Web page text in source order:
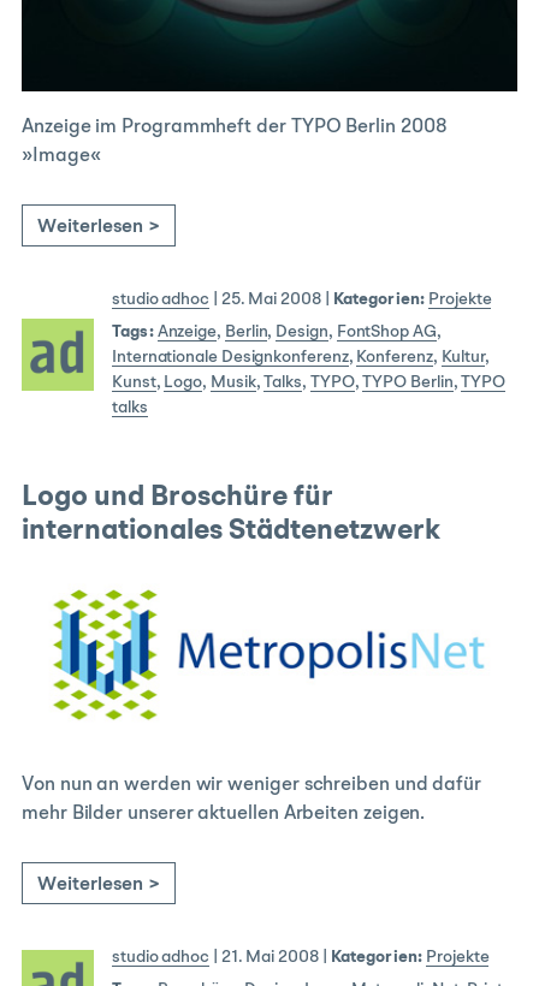
Anzeige im Programmheft der TYPO Berlin 2008
»Image«
Weiterlesen >
studio adhoc 25. Mai 2008| Kategorien: Projekte
Tags: Anzeige, Berlin, Design, FontShop AG,
Internationale Designkonferenz, Konferenz, Kultur,
Kunst, Logo, Musik,Talks, TYPO,TYPO Berlin,TYPO
talks
Logo und Broschüre für
internationales Städtenetzwerk
Von nun an werden wir weniger schreiben und dafür
mehr Bilder unserer aktuellen Arbeiten zeigen.
Weiterlesen >
studio adhoc 21. Mai 2008| Kategorien: Projekte